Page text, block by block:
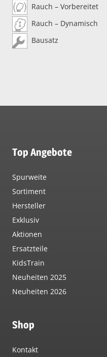
Rauch – Vorbereitet
Rauch – Dynamisch
Bausatz
Top Angebote
Spurweite
Sortiment
Hersteller
Exklusiv
Aktionen
Ersatzteile
KidsTrain
Neuheiten 2025
Neuheiten 2026
Shop
Kontakt